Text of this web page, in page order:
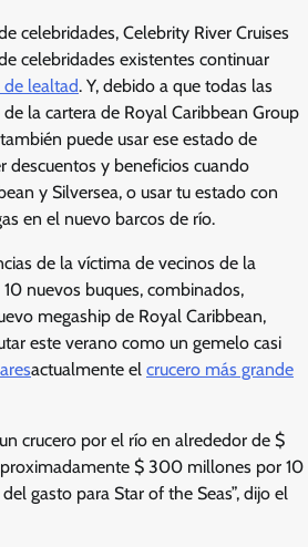
celebridades, Celebrity River Cruises
celebridades existentes continuar
de lealtad. Y, debido a que todas las
la cartera de Royal Caribbean Group
puede usar ese estado de
descuentos y beneficios cuando
y Silversea, o usar tu estado con
en el nuevo barcos de río.
de la víctima de vecinos de la
nuevos buques, combinados,
megaship de Royal Caribbean,
este verano como un gemelo casi
actualmente el crucero más grande
crucero por el río en alrededor de $
$ 300 millones por 10
gasto para Star of the Seas”, dijo el